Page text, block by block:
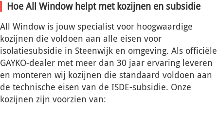
Hoe All Window helpt met kozijnen en subsidie
All Window is jouw specialist voor hoogwaardige
kozijnen die voldoen aan alle eisen voor
isolatiesubsidie in Steenwijk en omgeving. Als officiële
GAYKO-dealer met meer dan 30 jaar ervaring leveren
en monteren wij kozijnen die standaard voldoen aan
de technische eisen van de ISDE-subsidie. Onze
kozijnen zijn voorzien van: